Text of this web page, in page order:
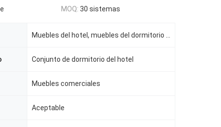
MOQ: 30 sistemas
Conjunto de dormitorio del hotel
Muebles comerciales
Aceptable